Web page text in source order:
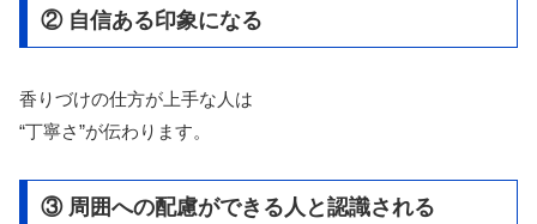
② 自信ある印象になる
香りづけの仕方が上手な人は
“丁寧さ”が伝わります。
③ 周囲への配慮ができる人と認識される